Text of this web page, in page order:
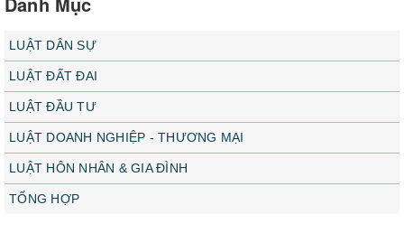
LUẬT DÂN SỰ
LUẬT ĐẤT ĐAI
LUẬT ĐẦU TƯ
LUẬT DOANH NGHIỆP - THƯƠNG MẠI
LUẬT HÔN NHÂN & GIA ĐÌNH
TỔNG HỢP